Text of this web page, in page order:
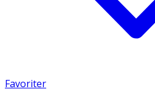
Favoriter